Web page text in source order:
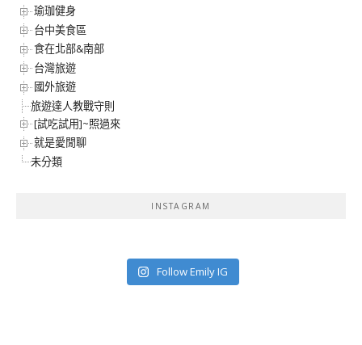
瑜珈健身
台中美食區
食在北部&南部
台灣旅遊
國外旅遊
旅遊達人教戰守則
[試吃試用]~照過來
就是愛閒聊
未分類
INSTAGRAM
Follow Emily IG